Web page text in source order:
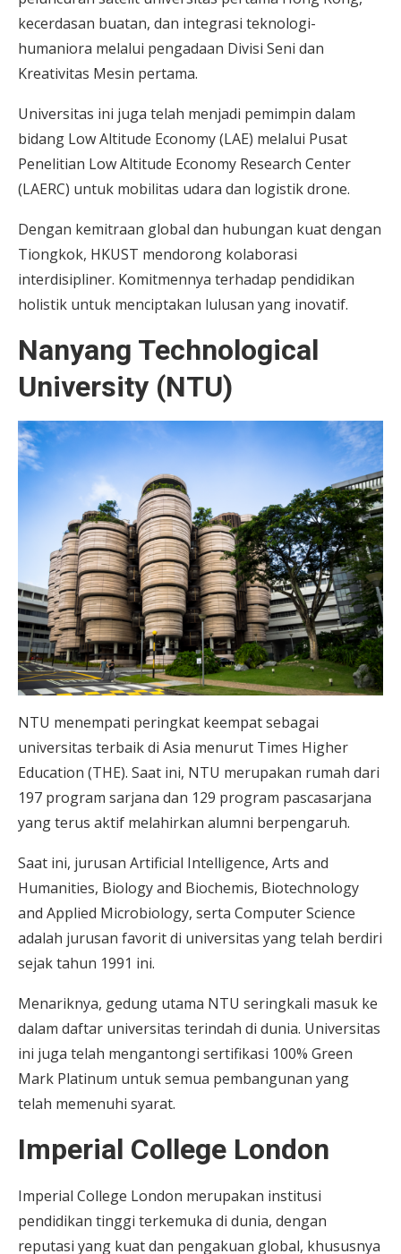
kecerdasan buatan, dan integrasi teknologi-
humaniora melalui pengadaan Divisi Seni dan
Kreativitas Mesin pertama.
Universitas ini juga telah menjadi pemimpin dalam
bidang Low Altitude Economy (LAE) melalui Pusat
Penelitian Low Altitude Economy Research Center
(LAERC) untuk mobilitas udara dan logistik drone.
Dengan kemitraan global dan hubungan kuat dengan
Tiongkok, HKUST mendorong kolaborasi
interdisipliner. Komitmennya terhadap pendidikan
holistik untuk menciptakan lulusan yang inovatif.
Nanyang Technological
University (NTU)
NTU menempati peringkat keempat sebagai
universitas terbaik di Asia menurut Times Higher
Education (THE). Saat ini, NTU merupakan rumah dari
197 program sarjana dan 129 program pascasarjana
yang terus aktif melahirkan alumni berpengaruh.
Saat ini, jurusan Artificial Intelligence, Arts and
Humanities, Biology and Biochemis, Biotechnology
and Applied Microbiology, serta Computer Science
adalah jurusan favorit di universitas yang telah berdiri
sejak tahun 1991 ini.
Menariknya, gedung utama NTU seringkali masuk ke
dalam daftar universitas terindah di dunia. Universitas
ini juga telah mengantongi sertifikasi 100% Green
Mark Platinum untuk semua pembangunan yang
telah memenuhi syarat.
Imperial College London
Imperial College London merupakan institusi
pendidikan tinggi terkemuka di dunia, dengan
reputasi yang kuat dan pengakuan global, khususnya